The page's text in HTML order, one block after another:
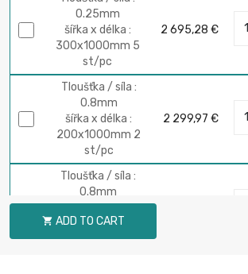
0.25mm
šířka x délka :
300х1000mm 5
st/pc
2 695,28 €
Tloušťka / síla :
0.8mm
šířka x délka :
200х1000mm 2
st/pc
2 299,97 €
Tloušťka / síla :
0.8mm
šířka x délka :
300х1000mm 2
st/pc
 ADD TO CART